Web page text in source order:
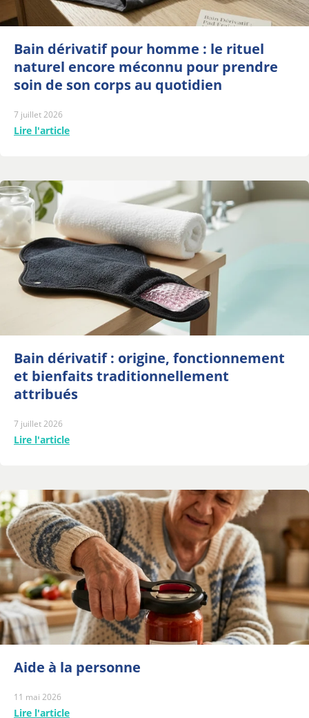
Bain dérivatif pour homme : le rituel
naturel encore méconnu pour prendre
soin de son corps au quotidien
7 juillet 2026
Lire l'article
Bain dérivatif : origine, fonctionnement
et bienfaits traditionnellement
attribués
7 juillet 2026
Lire l'article
Aide à la personne
11 mai 2026
Lire l'article